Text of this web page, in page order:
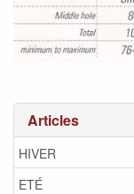
Articles
HIVER
ETÉ